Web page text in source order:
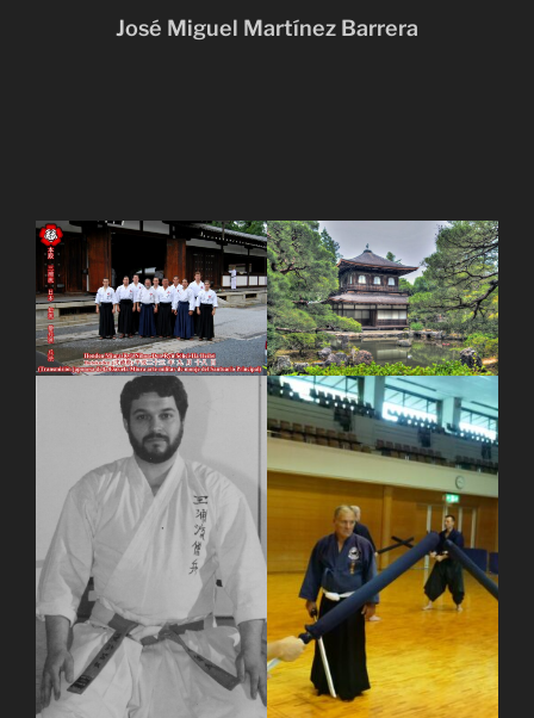
José Miguel Martínez Barrera